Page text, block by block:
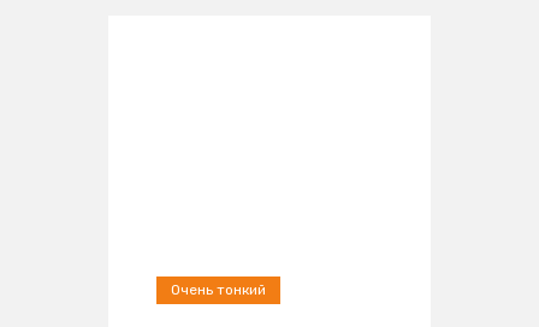
Oчень тонкий